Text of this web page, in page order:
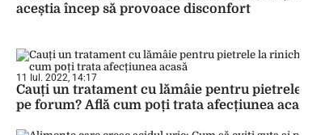
aceștia încep să provoace disconfort
11 Iul. 2022, 14:17
Cauți un tratament cu lămâie pentru pietrele
pe forum? Află cum poți trata afecțiunea acasă